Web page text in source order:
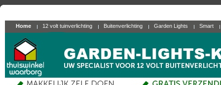
Home 12 volt tuinverlichting Buitenverlichting Garden Lights Smart